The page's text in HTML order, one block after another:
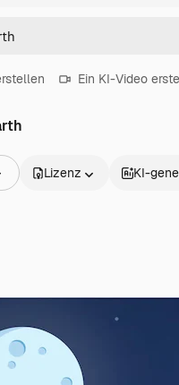
Ein KI-Video
Lizenz KI-